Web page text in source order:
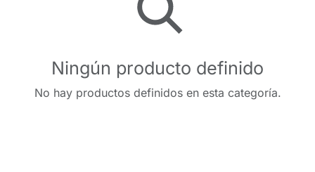
Ningún producto definido
No hay productos definidos en esta categoría.